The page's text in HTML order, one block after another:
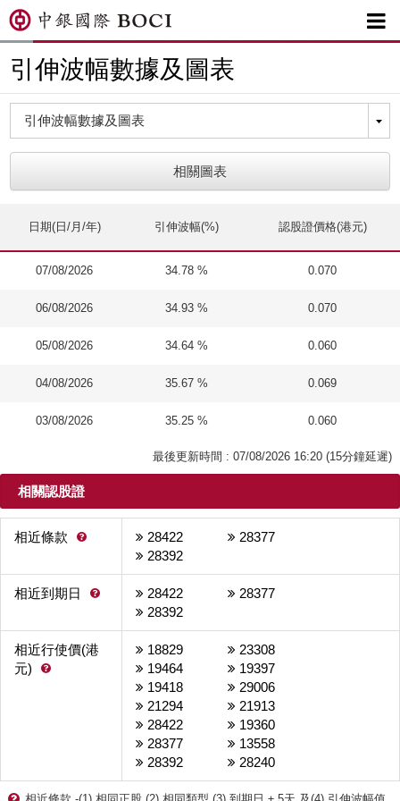

引伸波幅數據及圖表
相關圖表
日期(日/月/年) 引伸波幅(%) 認股證價格(港元)
07/08/2026 34.78 % 0.070
06/08/2026 34.93 % 0.070
05/08/2026 34.64 % 0.060
04/08/2026 35.67 % 0.069
03/08/2026 35.25 % 0.060
最後更新時間 : 07/08/2026 16:20 (15分鐘延遲)
相關認股證
相近條款  28422
28377
28392
相近到期日  28422
28377
28392
相近行使價(港
元)

18829
23308
19464
19397
19418
29006
21294
21913
28422
19360
28377
13558
28392
28240